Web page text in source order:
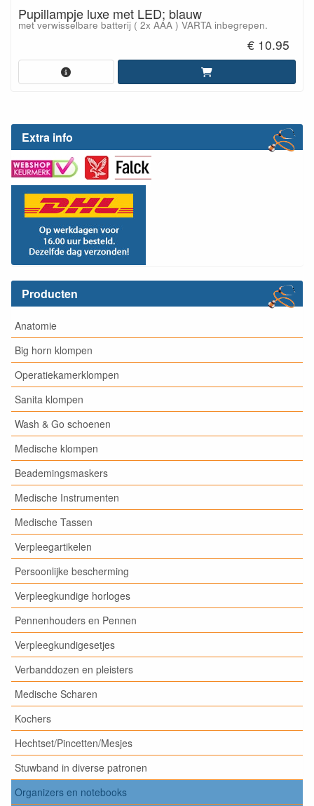
Extra info
Producten
Anatomie
Big horn klompen
Operatiekamerklompen
Sanita klompen
Wash & Go schoenen
Medische klompen
Beademingsmaskers
Medische Instrumenten
Medische Tassen
Verpleegartikelen
Persoonlijke bescherming
Verpleegkundige horloges
Pennenhouders en Pennen
Verpleegkundigesetjes
Verbanddozen en pleisters
Medische Scharen
Kochers
Hechtset/Pincetten/Mesjes
Stuwband in diverse patronen
Organizers en notebooks
Pupillampje luxe met LED; blauw
met verwisselbare batterij ( 2x AAA ) VARTA inbegrepen.
€ 10.95